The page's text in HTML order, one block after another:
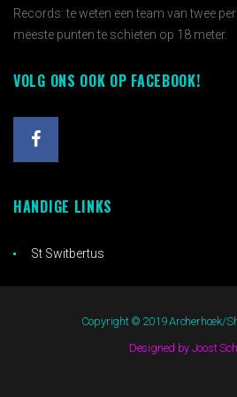
Records: te weten een team van twee
meeste punten te schieten op 18 meter.
VOLG ONS OOK OP FACEBOOK!
HANDIGE LINKS
St Switbertus
Copyright © 2019 Archerhoek/
Designed by Joost